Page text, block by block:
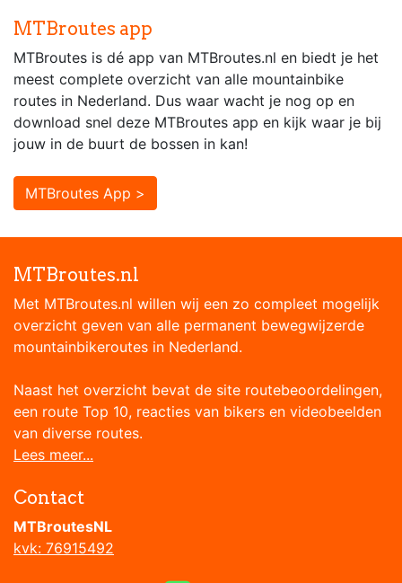
MTBroutes app
MTBroutes is dé app van MTBroutes.nl en biedt je het
meest complete overzicht van alle mountainbike
routes in Nederland. Dus waar wacht je nog op en
download snel deze MTBroutes app en kijk waar je bij
jouw in de buurt de bossen in kan!
MTBroutes App >
MTBroutes.nl
Met MTBroutes.nl willen wij een zo compleet mogelijk
overzicht geven van alle permanent bewegwijzerde
mountainbikeroutes in Nederland.
Naast het overzicht bevat de site routebeoordelingen,
een route Top 10, reacties van bikers en videobeelden
van diverse routes.
Lees meer...
Contact
MTBroutesNL
kvk: 76915492